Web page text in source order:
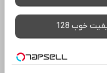
خوب 128